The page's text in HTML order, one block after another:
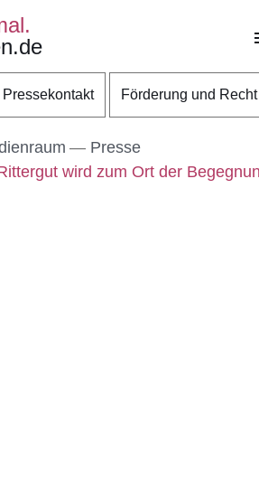
Kopf der Seite
Inhalt
Fuß der Seite
Pressekontakt Förderung und Recht
Presse
wird zum Ort der